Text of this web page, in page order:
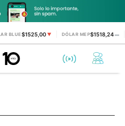
BLUE$1525,00 ▼ DÓLAR MEP$1518,24▬